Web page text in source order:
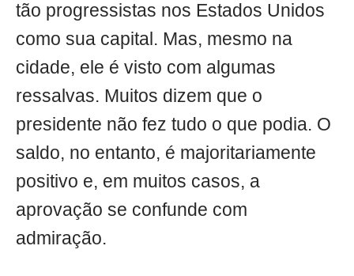
tão progressistas nos Estados Unidos
como sua capital. Mas, mesmo na
cidade, ele é visto com algumas
ressalvas. Muitos dizem que o
presidente não fez tudo o que podia. O
saldo, no entanto, é majoritariamente
positivo e, em muitos casos, a
aprovação se confunde com
admiração.